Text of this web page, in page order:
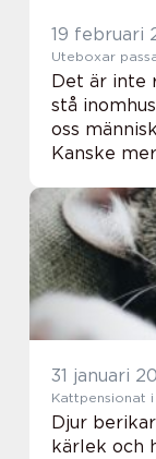
19 februari
Uteboxar
Det är inte
stå
oss
Kanske
31 januari
Kattpensionat
Djur
kärlek och